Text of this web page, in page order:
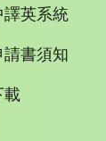
譯英系統
書須知
載